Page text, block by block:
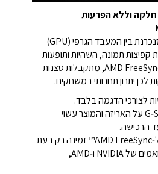
חלקה וללא הפרעות
התאימות ל‑G‑Sync מסנכרנת בין המעבד הגרפי (GPU)
תמונה, השהיות ותופעות
קריעת תמונה. יחד עם AMD FreeSync, מתקבלות סצנות
לכן יתרון תחרותי במשחקים.
לצורכי הדגמה בלבד.
* המראה של סמל G‑Sync על האריזה והמוצר עשוי
הרכישה.
* התאימות ל‑G‑Sync ול‑AMD FreeSync™ זמינה רק בעת
שימוש בכרטיסי מסך תואמים של NVIDIA ו‑AMD,